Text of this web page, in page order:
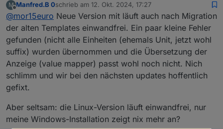
mein GitHub und vorallem diese Diskussion
https://github.com/moba15/hiob_app/discussions/8
2aufmerksam zu machen. Hier könnt hier
nachverfolgen was so aktuell alles passiert und
woran ich gerade arbeite. Lasst auch gerne euer
FeedBack da. Falls ihr kein GitHub Account habt,
dann könnt ihr natürlich auch weiterhin hier im
Forum posten.
Schönes Wochenende
P.S: Wir sind inzwischen im offiziellen Repository
M
Offline
Manfred.B 0schrieb am 12. Okt. 2024, 17:27
zuletzt editiert von
@mor15euro Neue Version mit läuft auch nach Migration
der alten Templates einwandfrei. Ein paar kleine Fehler
gefunden (nicht alle Einheiten (ehemals Unit, jetzt wohl
suffix) wurden übernommen und die Übersetzung der
Anzeige (value mapper) passt wohl noch nicht. Nich
schlimm und wir bei den nächsten updates hoffentlich
gefixt.
Aber seltsam: die Linux-Version läuft einwandfrei, nur
meine Windows-Installation zeigt nix mehr an?